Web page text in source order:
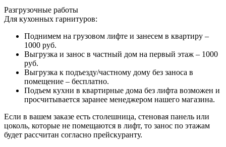
Разгрузочные работы
Для кухонных гарнитуров:
Поднимем на грузовом лифте и занесем в квартиру –
1000 руб.
Выгрузка и занос в частный дом на первый этаж – 1000
руб.
Выгрузка к подъезду/частному дому без заноса в
помещение – бесплатно.
Подъем кухни в квартирные дома без лифта возможен и
просчитывается заранее менеджером нашего магазина.
Если в вашем заказе есть столешница, стеновая панель или
цоколь, которые не помещаются в лифт, то занос по этажам
будет рассчитан согласно прейскуранту.